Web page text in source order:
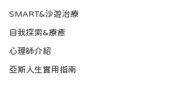
SMART&沙遊治療
自我探索&療癒
心理師介紹
亞斯人生實用指南